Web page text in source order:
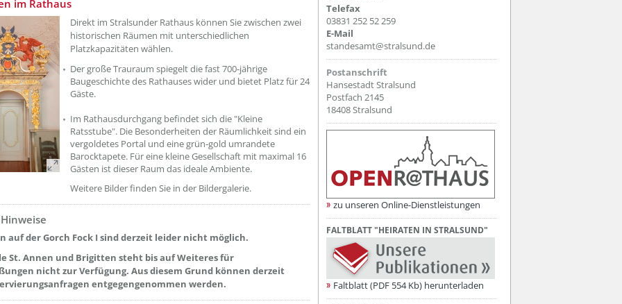
titel ???
im Rathaus
Direkt im Stralsunder Rathaus können Sie zwischen zwei
historischen Räumen mit unterschiedlichen
Platzkapazitäten wählen.
Der große Trauraum spiegelt die fast 700-jährige
Baugeschichte des Rathauses wider und bietet Platz für 24
Gäste.
Im Rathausdurchgang befindet sich die "Kleine
Ratsstube". Die Besonderheiten der Räumlichkeit sind ein
vergoldetes Portal und eine grün-gold umrandete
Barocktapete. Für eine kleine Gesellschaft mit maximal 16
Gästen ist dieser Raum das ideale Ambiente.
Weitere Bilder finden Sie in der Bildergalerie.
titel ???
auf der Gorch Fock I sind derzeit leider nicht möglich.
St. Annen und Brigitten steht bis auf Weiteres für
nicht zur Verfügung. Aus diesem Grund können derzeit
entgegengenommen werden.
Telefax
03831 252 52 259
E-Mail
standesamt@stralsund.de
Postanschrift
Hansestadt Stralsund
Postfach 2145
18408 Stralsund
zu unseren Online-Dienstleistungen
FALTBLATT "HEIRATEN IN STRALSUND"
Faltblatt (PDF 554 Kb) herunterladen